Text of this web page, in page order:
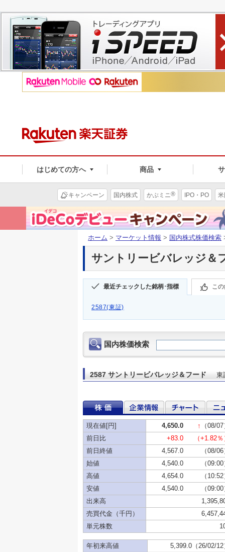
はじめての方へ 商品
キャンペーン 国内株式 かぶミニ® IPO・PO
ホーム > マーケット情報 > 国内株式株価検索
サントリービバレッジ＆
最近チェックした銘柄･指標 こ
2587(東証)